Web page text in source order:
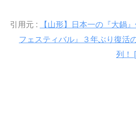
引用元 :
【山形】日本一の『大鍋
フェスティバル』３年ぶり復活
列！